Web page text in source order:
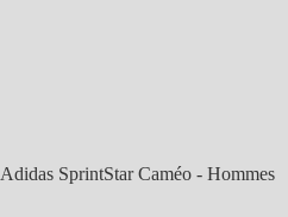
Adidas SprintStar Caméo - Hommes